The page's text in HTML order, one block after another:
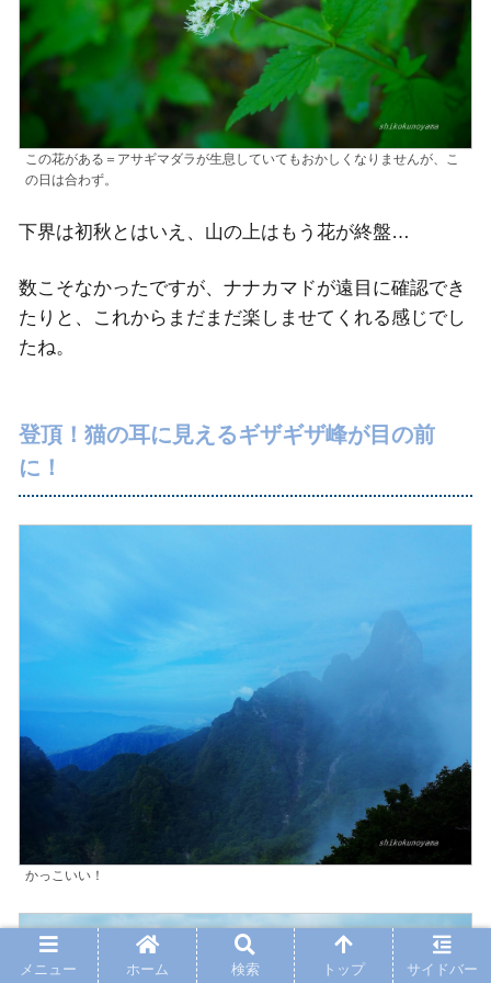
この花がある＝アサギマダラが生息していてもおかしくなりませんが、こ
の日は合わず。
下界は初秋とはいえ、山の上はもう花が終盤…
数こそなかったですが、ナナカマドが遠目に確認でき
たりと、これからまだまだ楽しませてくれる感じでし
たね。
登頂！猫の耳に見えるギザギザ峰が目の前
に！
かっこいい！
メニュー ホーム 検索 トップ サイドバー